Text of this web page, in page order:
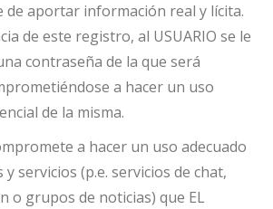
de aportar información real y lícita.
de este registro, al USUARIO se le
contraseña de la que será
a hacer un uso
de la misma.
a hacer un uso adecuado
servicios (p.e. servicios de chat,
o grupos de noticias) que EL